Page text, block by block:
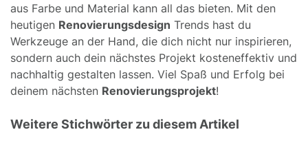
aus Farbe und Material kann all das bieten. Mit den
heutigen Renovierungsdesign Trends hast du
Werkzeuge an der Hand, die dich nicht nur inspirieren,
sondern auch dein nächstes Projekt kosteneffektiv und
nachhaltig gestalten lassen. Viel Spaß und Erfolg bei
deinem nächsten Renovierungsprojekt!
Weitere Stichwörter zu diesem Artikel